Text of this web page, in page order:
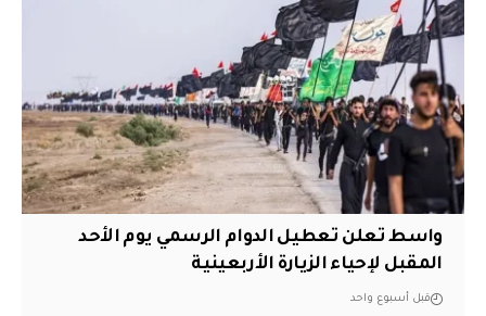
واسط تعلن تعطيل الدوام الرسمي يوم الأحد
المقبل لإحياء الزيارة الأربعينية
قبل أسبوع واحد